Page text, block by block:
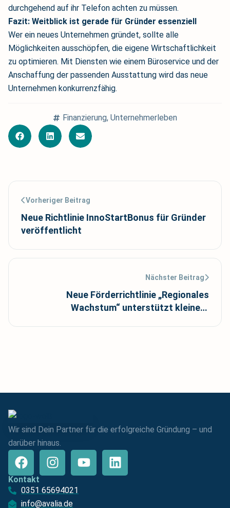
durchgehend auf ihr Telefon achten zu müssen.
Fazit: Weitblick ist gerade für Gründer essenziell
Wer ein neues Unternehmen gründet, sollte alle
Möglichkeiten ausschöpfen, die eigene Wirtschaftlichkeit
zu optimieren. Mit Diensten wie einem Büroservice und der
Anschaffung der passenden Ausstattung wird das neue
Unternehmen konkurrenzfähig.
Finanzierung, Unternehmerleben
Vorheriger Beitrag
Neue Richtlinie InnoStartBonus für Gründer
veröffentlicht
Nächster Beitrag
Neue Förderrichtlinie „Regionales
Wachstum“ unterstützt kleinere
Wir sind Dein Partner für die erfolgreiche Gründung – und
darüber hinaus.
Kontakt
0351 65694021
info@avalia.de